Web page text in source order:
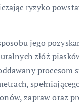
ryzyko
jego
złóż
procesom
zapraw oraz